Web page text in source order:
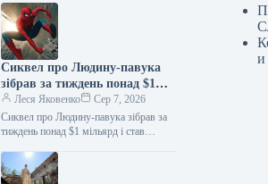
Сиквел про Людину-павука
зібрав за тиждень понад $1
мільярд і став найкасовішим
фільмом року
Леся Яковенко
Сер 7, 2026
Сиквел про Людину-павука зібрав за
тиждень понад $1 мільярд і став
06.08.2026 10:28 Укрінформ Стрічка
«Людина-павук: Абсолютно…
и